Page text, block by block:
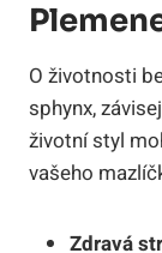
O životnosti
sphynx,
životní styl
vašeho
Zdravá